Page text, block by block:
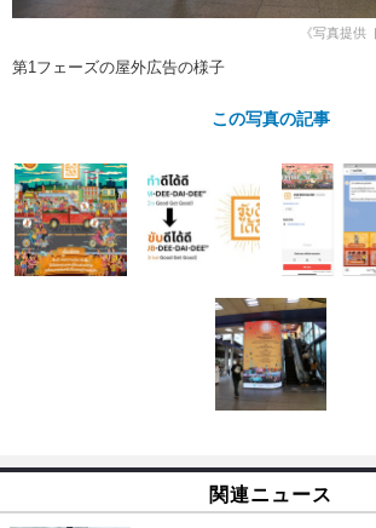
ストップ 不具合修理＆粗悪修理
カーメーカー
ショップ紹介
ショップレポート
レストア
カーメーカー「旧車」関連プロジ
イ
イベント告知 イ
《写真提供
第1フェーズの屋外広告の様子
この写真の記事
関連ニュース